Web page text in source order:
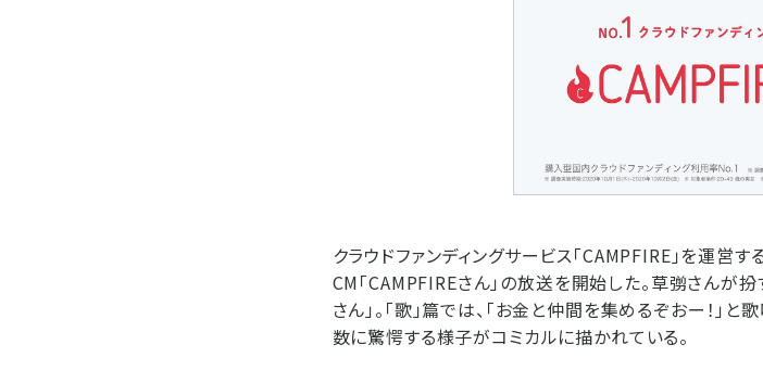
クラウドファンディングサービス「CAMPFIRE」を運営
CM「CAMPFIREさん」の放送を開始した。草彅さんが
さん」。「歌」篇では、「お金と仲間を集めるぞおー！」
数に驚愕する様子がコミカルに描かれている。